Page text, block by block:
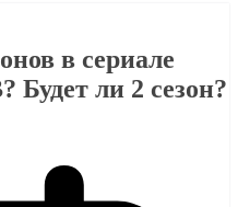
в сериале
Будет ли 2 сезон?